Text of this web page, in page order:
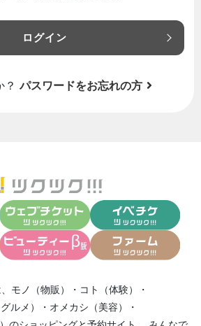
ログイン
？ パスワードをお忘れの方
モノ（物販） ・ コト（体験）
・
ルメ）
・ オメカシ（美容）
・